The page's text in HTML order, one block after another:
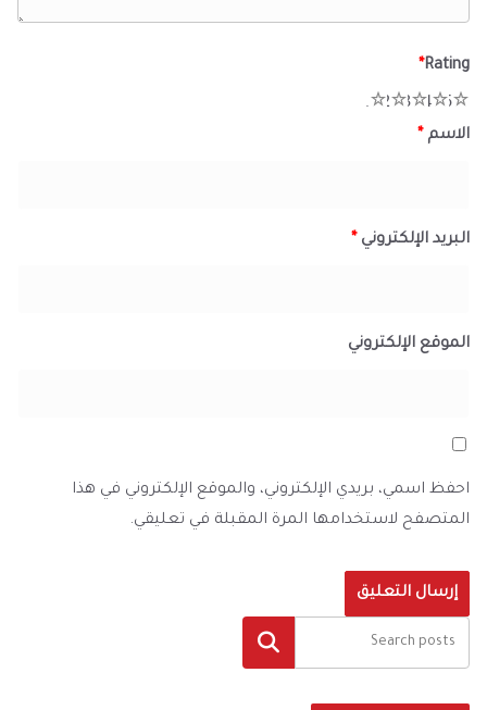
Rating
*
5
4
3
2
الاسم *
البريد الإلكتروني *
الموقع الإلكتروني
احفظ اسمي، بريدي الإلكتروني، والموقع الإلكتروني في هذا
المتصفح لاستخدامها المرة المقبلة في تعليقي.
البحث